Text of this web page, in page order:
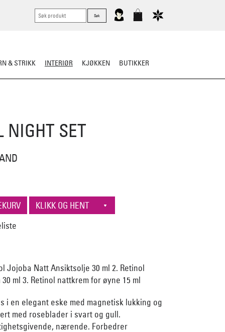
& STRIKK INTERIØR KJØKKEN BUTIKKER
NIGHT SET
Jojoba Natt Ansiktsolje 30 ml 2. Retinol
ml 3. Retinol nattkrem for øyne 15 ml
i en elegant eske med magnetisk lukking og
med roseblader i svart og gull.
nærende. Forbedrer